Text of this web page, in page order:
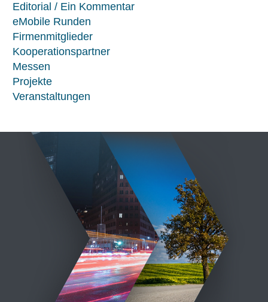
Editorial / Ein Kommentar
eMobile Runden
Firmenmitglieder
Kooperationspartner
Messen
Projekte
Veranstaltungen